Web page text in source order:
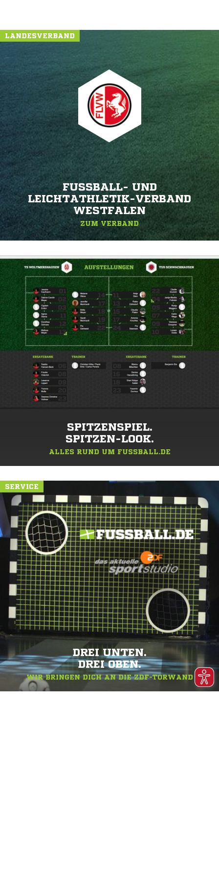
LANDESVERBAND
FUSSBALL- UND L
EICHTATHLETIK-VERBAND W
ESTFALEN
ZUM VERBAND
SPITZENSPIEL.
SPITZEN-LOOK.
ALLES RUND UM FUSSBALL.DE
SERVICE
DREI UNTEN.
DREI OBEN.
WIR BRINGEN DICH AN DIE ZDF-TORWAND